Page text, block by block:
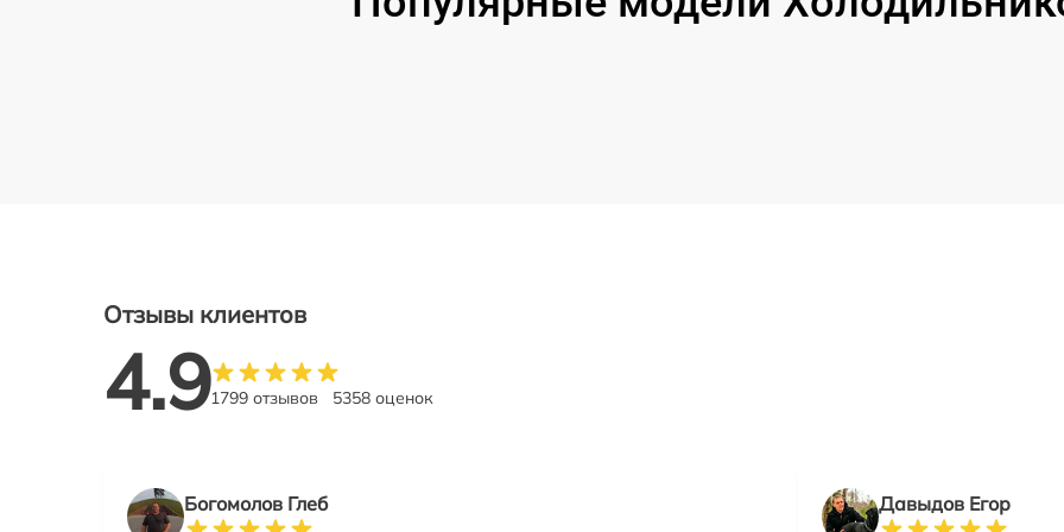
Отзывы клиентов
4.91799 отзывов 5358 оценок
Богомолов Глеб Давыдов Егор